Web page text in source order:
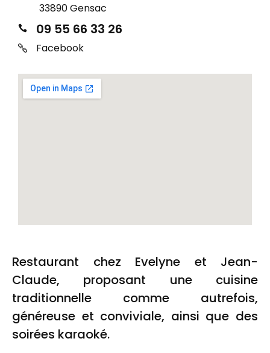
33890 Gensac
09 55 66 33 26
Facebook
Restaurant chez Evelyne et Jean-
Claude, proposant une cuisine
traditionnelle comme autrefois,
généreuse et conviviale, ainsi que des
soirées karaoké.